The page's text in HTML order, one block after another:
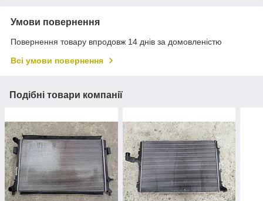
Умови повернення
Повернення товару впродовж 14 днів за домовленістю
Всі умови повернення
Подібні товари компанії